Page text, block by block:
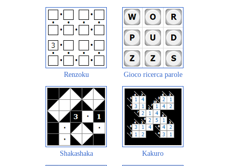
Renzoku Gioco ricerca parole
Shakashaka Kakuro